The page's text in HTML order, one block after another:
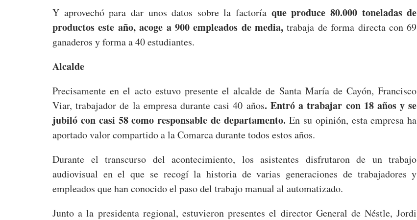
Y aprovechó para dar unos datos sobre la factoría que produce 80.000 toneladas de
productos este año, acoge a 900 empleados de media,trabaja de forma directa con 69
ganaderos y forma a 40 estudiantes.
Alcalde
Precisamente en el acto estuvo presente el alcalde de Santa María de Cayón, Francisco
Viar, trabajador de la empresa durante casi 40 años. Entró a trabajar con 18 años y se
jubiló con casi 58 como responsable de departamento. En su opinión, esta empresa ha
aportado valor compartido a la Comarca durante todos estos años.
Durante el transcurso del acontecimiento, los asistentes disfrutaron de un trabajo
audiovisual en el que se recogí la historia de varias generaciones de trabajadores y
empleados que han conocido el paso del trabajo manual al automatizado.
Junto a la presidenta regional, estuvieron presentes el director General de Néstle, Jordi